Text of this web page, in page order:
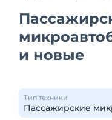
и новые
Тип техники